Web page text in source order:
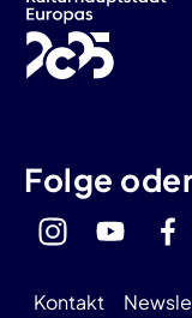
Folge
Kontakt